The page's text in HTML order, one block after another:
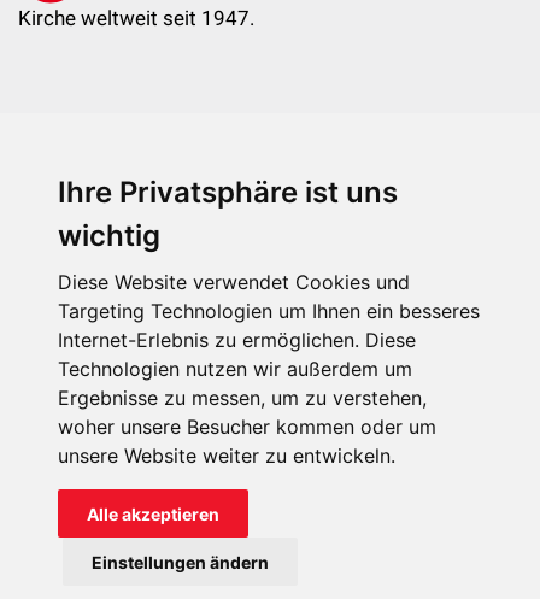
Ihre Privatsphäre ist uns
wichtig
Diese Website verwendet Cookies und
Targeting Technologien um Ihnen ein besseres
Internet-Erlebnis zu ermöglichen. Diese
Technologien nutzen wir außerdem um
Ergebnisse zu messen, um zu verstehen,
woher unsere Besucher kommen oder um
unsere Website weiter zu entwickeln.
Alle akzeptieren
Einstellungen ändern
Kirche weltweit seit 1947.
KIRCHE IN NOT - Österreich
kin@kircheinnot.at
KIN weltweit
Impressum Datenschutz